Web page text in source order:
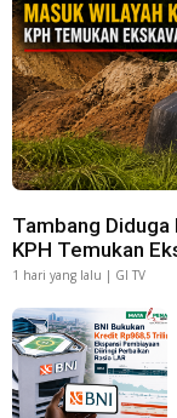
Tambang Diduga
KPH Temukan
1 hari yang lalu | GI TV